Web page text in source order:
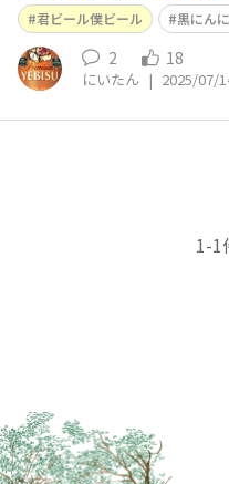
君ビール僕ビール 黒にん
2 18
にいたん | 2025/07/
1-1